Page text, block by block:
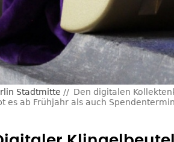
Stadtmitte
Den digitalen
es ab Frühjahr als auch